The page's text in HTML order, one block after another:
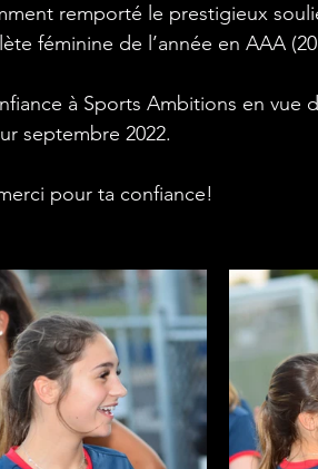
remporté le prestigieux
féminine de l’année en AAA
à Sports Ambitions en vue
septembre 2022.
pour ta confiance!